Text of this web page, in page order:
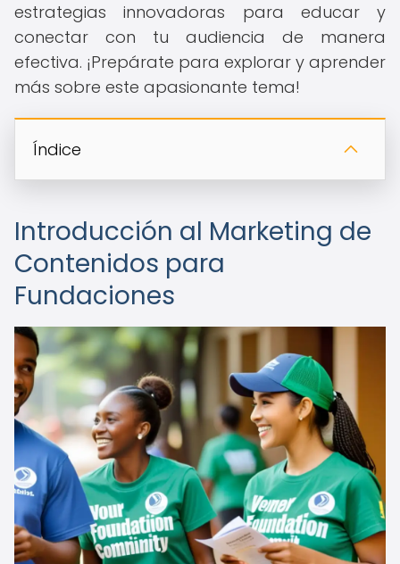
estrategias innovadoras para educar y
conectar con tu audiencia de manera
efectiva. ¡Prepárate para explorar y aprender
más sobre este apasionante tema!
Índice
Introducción al Marketing de
Contenidos para
Fundaciones